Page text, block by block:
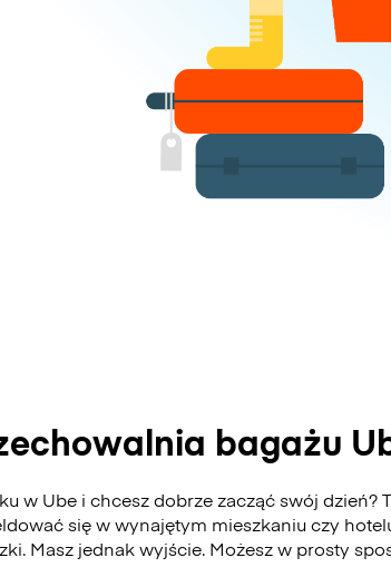
bagażu
w Ube i chcesz dobrze zacząć swój dzień?
się w wynajętym mieszkaniu czy
Masz jednak wyjście. Możesz w prosty